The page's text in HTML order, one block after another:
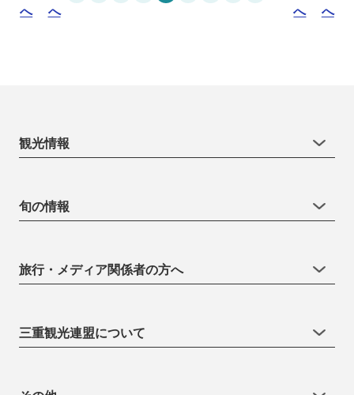
へ
へ
へ
へ
観光情報
旬の情報
旅行・メディア関係者の方へ
三重観光連盟について